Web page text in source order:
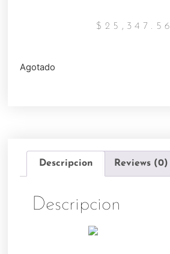
$ 25,347.56
Agotado
Descripcion Reviews (0)
Descripcion